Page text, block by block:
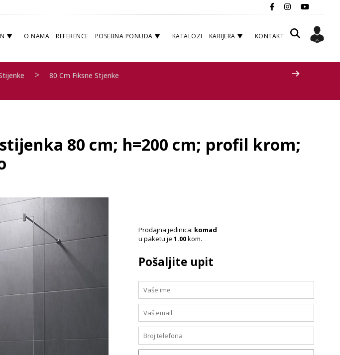
O NAMA REFERENCE POSEBNA PONUDA KATALOZI KARIJERA KONTAKT
> 80 Cm Fiksne Stjenke
stijenka 80 cm; h=200 cm; profil krom;
Prodajna jedinica: komad
u paketu je1.00kom.
Pošaljite upit